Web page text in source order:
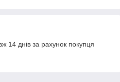
14 днів за рахунок покупця